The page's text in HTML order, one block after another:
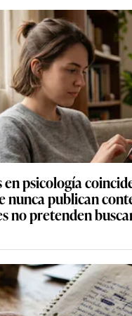
psicología
nunca publican
no pretenden